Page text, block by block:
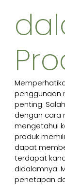
penggunaan
penting.
dengan cara
mengetahui
produk
dapat
terdapat
didalamnya.
penetapan